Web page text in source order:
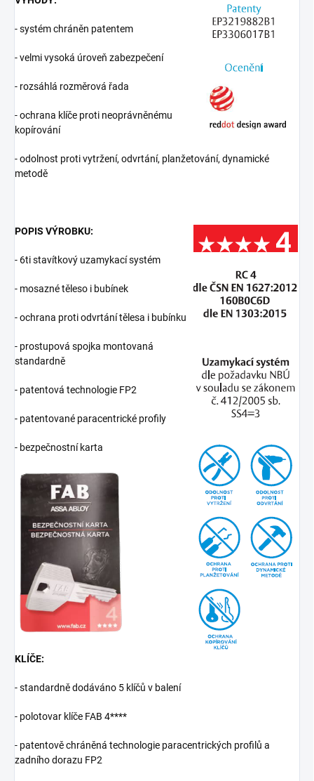
- systém chráněn patentem
- velmi vysoká úroveň zabezpečení
- rozsáhlá rozměrová řada
- ochrana klíče proti neoprávněnému
kopírování
- odolnost proti vytržení, odvrtání, planžetování, dynamické
metodě
POPIS VÝROBKU:
- 6ti stavítkový uzamykací systém
- mosazné těleso i bubínek
- ochrana proti odvrtání tělesa i bubínku
- prostupová spojka montovaná
standardně
- patentová technologie FP2
- patentované paracentrické profily
- bezpečnostní karta
KLÍČE:
- standardně dodáváno 5 klíčů v balení
- polotovar klíče FAB 4****
- patentově chráněná technologie paracentrických profilů a
zadního dorazu FP2